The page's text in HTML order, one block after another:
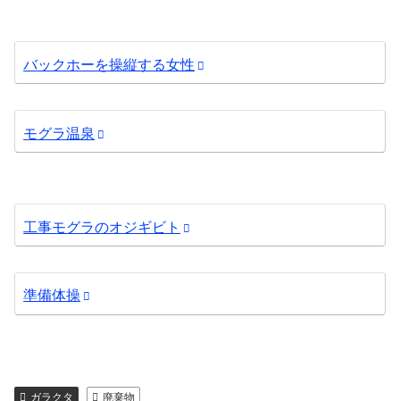
バックホーを操縦する女性
モグラ温泉
工事モグラのオジギビト
準備体操
ガラクタ 廃棄物